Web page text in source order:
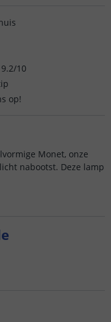
10
op!
Monet, onze
nabootst. Deze lamp